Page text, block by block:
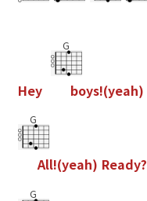
Hey
G
boys!(yeah)
G
All!(yeah) Ready?
G